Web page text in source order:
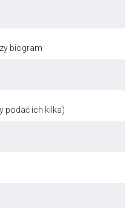
biogram
podać ich kilka)